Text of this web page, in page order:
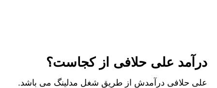
درآمد علی حلافی از کجاست؟
علی حلافی درآمدش از طریق شغل مدلینگ می باشد.